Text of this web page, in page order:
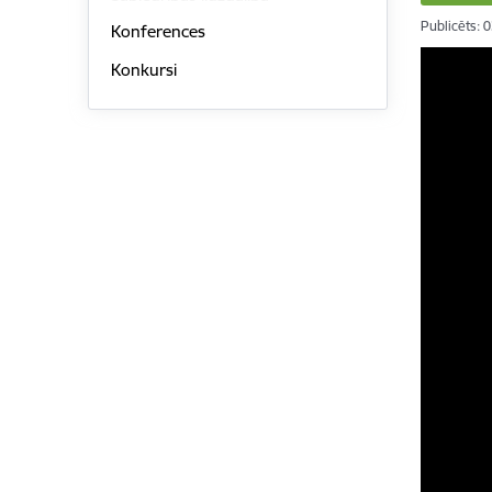
Konferences
Konkursi
Publicēts: